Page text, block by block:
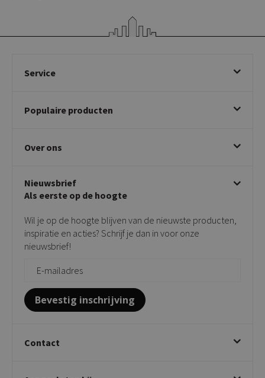
Service
Betalen & annuleren
Klachtafhandeling
Privacy policy
Populaire producten
Draaibare eetkamerstoelen
Taupe stoelen
Tuinstoelen
Bijzettafels
Over ons
Showroom
Contact
Onderhoudsproducten
Vloerbescherming
Giftcards
Nieuwsbrief
Als eerste op de hoogte
Wil je op de hoogte blijven van de nieuwste producten,
inspiratie en acties? Schrijf je dan in voor onze
nieuwsbrief!
Bevestig inschrijving
Contact